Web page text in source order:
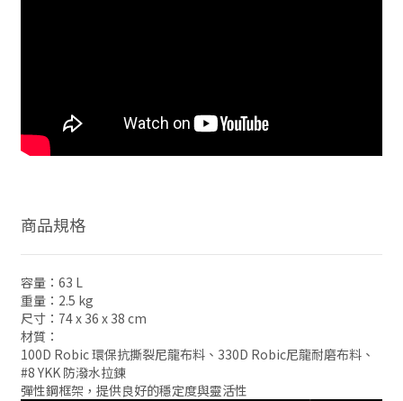
商品規格
容量：63 L
重量：2.5 kg
尺寸：74 x 36 x 38 cm
材質：
100D Robic 環保抗撕裂尼龍布料、330D Robic尼龍耐磨布料、
#8 YKK 防潑水拉鍊
彈性鋼框架，提供良好的穩定度與靈活性